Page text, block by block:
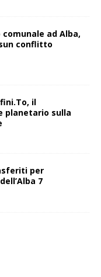
ad Alba,
conflitto
il
planetario sulla
per
7